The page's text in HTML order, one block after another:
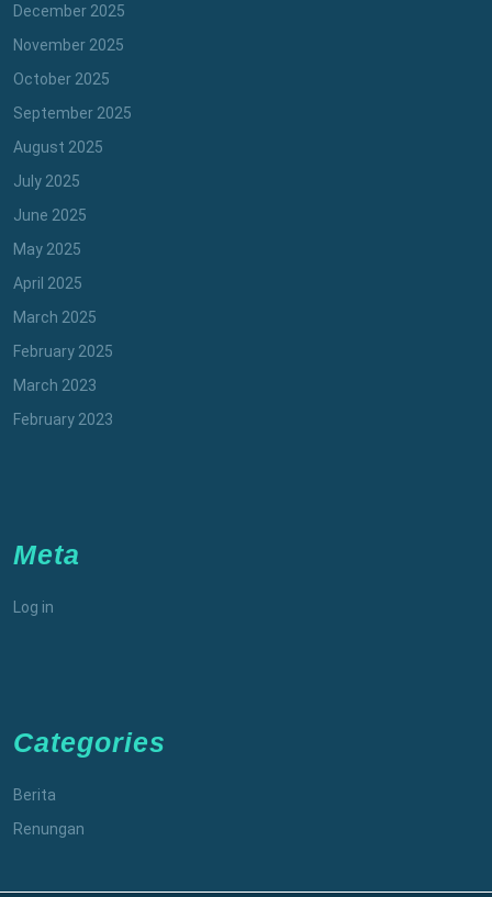
December 2025
November 2025
October 2025
September 2025
August 2025
July 2025
June 2025
May 2025
April 2025
March 2025
February 2025
March 2023
February 2023
Meta
Log in
Categories
Berita
Renungan